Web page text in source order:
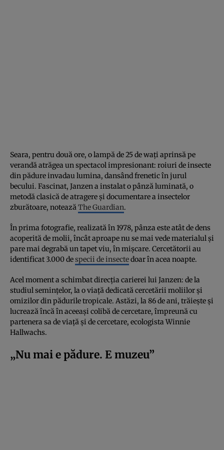
Seara, pentru două ore, o lampă de 25 de wați aprinsă pe
verandă atrăgea un spectacol impresionant: roiuri de insecte
din pădure invadau lumina, dansând frenetic în jurul
becului. Fascinat, Janzen a instalat o pânză luminată, o
metodă clasică de atragere și documentare a insectelor
zburătoare, noteazăThe Guardian.
În prima fotografie, realizată în 1978, pânza este atât de dens
acoperită de molii, încât aproape nu se mai vede materialul și
pare mai degrabă un tapet viu, în mișcare. Cercetătorii au
identificat 3.000 despecii de insectedoar în acea noapte.
Acel moment a schimbat direcția carierei lui Janzen: de la
studiul semințelor, la o viață dedicată cercetării moliilor și
omizilor din pădurile tropicale. Astăzi, la 86 de ani, trăiește și
lucrează încă în aceeași colibă de cercetare, împreună cu
partenera sa de viață și de cercetare, ecologista Winnie
Hallwachs.
„Nu mai e pădure. E muzeu”